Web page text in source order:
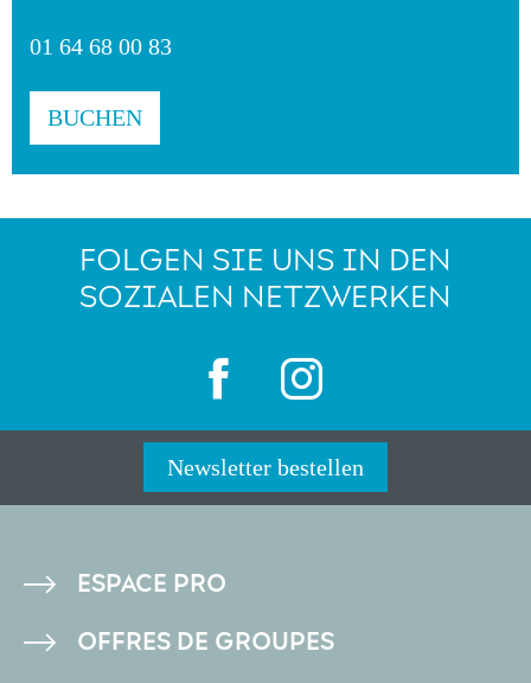
01 64 68 00 83
BUCHEN
FOLGEN SIE UNS IN DEN
SOZIALEN NETZWERKEN
Newsletter bestellen
PIED
DE
ESPACE PRO
OFFRES DE GROUPES